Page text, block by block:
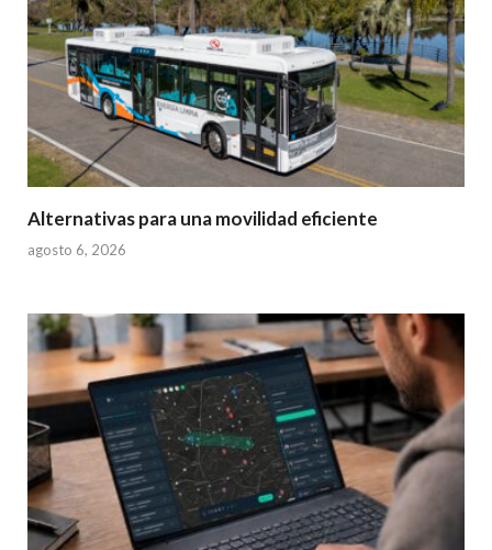
Alternativas para una movilidad eficiente
agosto 6, 2026